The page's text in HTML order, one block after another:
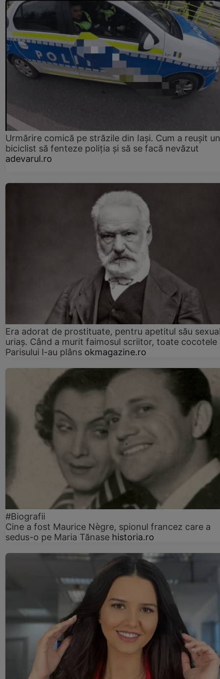
Urmărire comică pe străzile din Iași. Cum a reușit un
biciclist să fenteze poliția și să se facă nevăzut
adevarul.ro
Era adorat de prostituate, pentru apetitul său
uriaș. Când a murit faimosul scriitor, toate cocotele
Parisului l-au plâns okmagazine.ro
#Biografii
Cine a fost Maurice Nègre, spionul francez care a
sedus-o pe Maria Tănase historia.ro